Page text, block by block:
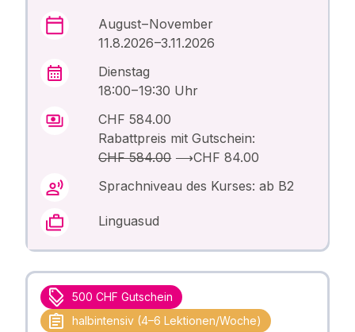
August – November
11.8.2026 –3.11.2026
Dienstag
18:00 – 19:30 Uhr
CHF 584.00
Rabattpreis mit Gutschein:
CHF 584.00⟶CHF 84.00
Sprachniveau des Kurses: ab B2
Linguasud
500 CHF Gutschein
halbintensiv (4–6 Lektionen/Woche)